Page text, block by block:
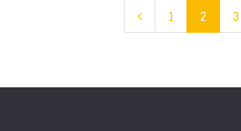
1 2 3